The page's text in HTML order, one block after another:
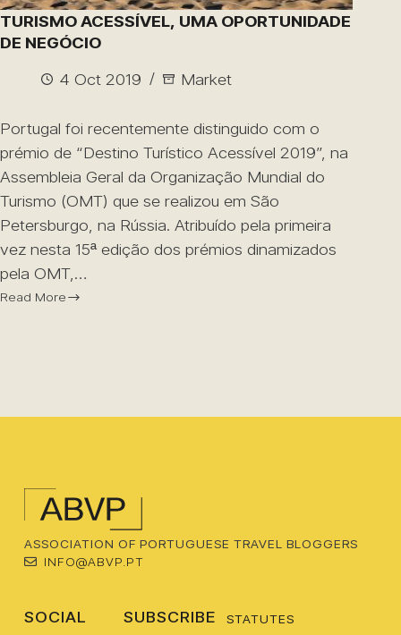
TURISMO ACESSÍVEL, UMA OPORTUNIDADE
DE NEGÓCIO
4 Oct 2019
Market
Portugal foi recentemente distinguido com o
prémio de “Destino Turístico Acessível 2019”, na
Assembleia Geral da Organização Mundial do
Turismo (OMT) que se realizou em São
Petersburgo, na Rússia. Atribuído pela primeira
vez nesta 15ª edição dos prémios dinamizados
pela OMT,…
Read More
ASSOCIATION OF PORTUGUESE TRAVEL BLOGGERS
INFO@ABVP.PT
SOCIAL
SUBSCRIBE
STATUTES